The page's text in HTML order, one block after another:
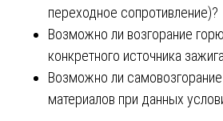
переходное сопротивление)?
Возможно ли возгорание
конкретного источника
Возможно ли
материалов при данных